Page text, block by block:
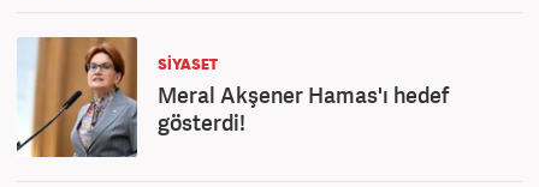
SİYASET
Meral Akşener Hamas'ı hedef
gösterdi!